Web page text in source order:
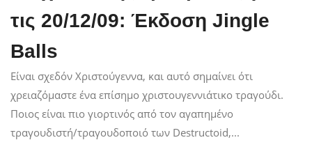
τις 20/12/09: Έκδοση Jingle
Balls
Είναι σχεδόν Χριστούγεννα, και αυτό σημαίνει ότι
χρειαζόμαστε ένα επίσημο χριστουγεννιάτικο τραγούδι.
Ποιος είναι πιο γιορτινός από τον αγαπημένο
τραγουδιστή/τραγουδοποιό των Destructoid,...